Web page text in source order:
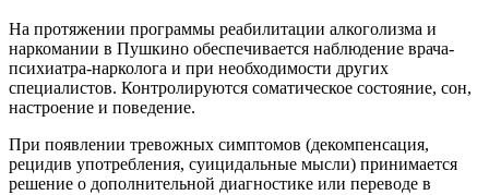
На протяжении программы реабилитации алкоголизма и
наркомании в Пушкино обеспечивается наблюдение врача-
психиатра-нарколога и при необходимости других
специалистов. Контролируются соматическое состояние, сон,
настроение и поведение.
При появлении тревожных симптомов (декомпенсация,
рецидив употребления, суицидальные мысли) принимается
решение о дополнительной диагностике или переводе в